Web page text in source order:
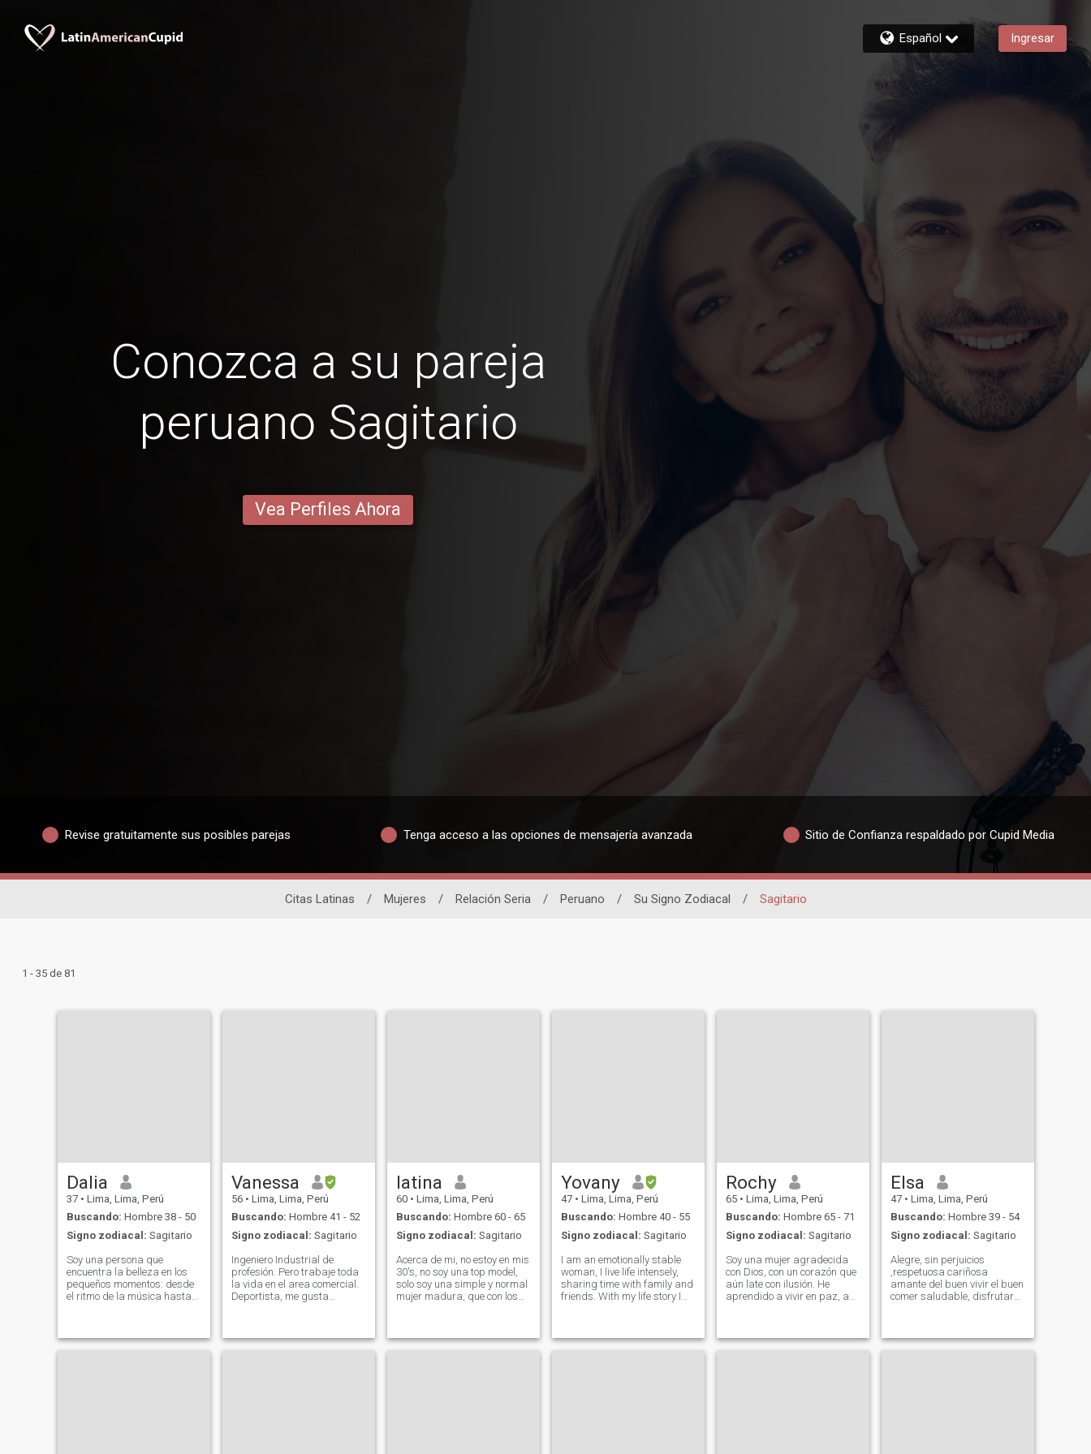
Español Ingresar
Conozca a su pareja
peruano Sagitario
Vea Perfiles Ahora
Revise gratuitamente sus posibles parejas Tenga acceso a las opciones de mensajería avanzada Sitio de Confianza respaldado por Cupid Media
Citas Latinas / Mujeres / Relación Seria / Peruano / Su Signo Zodiacal / Sagitario
1 - 35 de 81
Dalia
37 • Lima, Lima, Perú
Buscando: Hombre 38 - 50
Signo zodiacal: Sagitario
Soy una persona que
encuentra la belleza en los
pequeños momentos: desde
el ritmo de la música hasta
nuevos lugares que me
Vanessa
56 • Lima, Lima, Perú
Buscando: Hombre 41 - 52
Signo zodiacal: Sagitario
Ingeniero Industrial de
profesión. Pero trabaje toda
la vida en el area comercial.
Deportista, me gusta
pienso que la vida esta
latina
60 • Lima, Lima, Perú
Buscando: Hombre 60 - 65
Signo zodiacal: Sagitario
Acerca de mi, no estoy en mis
30's, no soy una top model,
solo soy una simple y normal
mujer madura, que con los
respeto y la libertad de cada
Yovany
47 • Lima, Lima, Perú
Buscando: Hombre 40 - 55
Signo zodiacal: Sagitario
I am an emotionally stable
woman, I live life intensely,
sharing time with family and
friends. With my life story I
development. I am constantly
Rochy
65 • Lima, Lima, Perú
Buscando: Hombre 65 - 71
Signo zodiacal: Sagitario
Soy una mujer agradecida
con Dios, con un corazón que
aún late con ilusión. He
aprendido a vivir en paz, a
y reír. El gym me mantiene
Elsa
47 • Lima, Lima, Perú
Buscando: Hombre 39 - 54
Signo zodiacal: Sagitario
Alegre, sin perjuicios
,respetuosa cariñosa
amante del buen vivir el buen
comer saludable, disfrutar
!los viajes el deporte ,las